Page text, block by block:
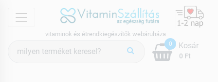
menu
vitaminok és étrendkiegészítők webáruháza
keresés
0
0 Ft
Kosár